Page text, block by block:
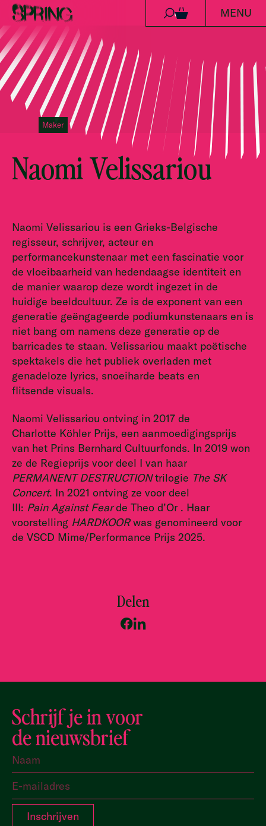
Ga naar de inhoud
0 MENU
Maker
Naomi Velissariou
Naomi Velissariou is een Grieks-Belgische
regisseur, schrijver, acteur en
performancekunstenaar met een fascinatie voor
de vloeibaarheid van hedendaagse identiteit en
de manier waarop deze wordt ingezet in de
huidige beeldcultuur. Ze is de exponent van een
generatie geëngageerde podiumkunstenaars en is
niet bang om namens deze generatie op de
barricades te staan. Velissariou maakt poëtische
spektakels die het publiek overladen met
genadeloze lyrics, snoeiharde beats en
flitsende visuals.
Naomi Velissariou ontving in 2017 de
Charlotte Köhler Prijs, een aanmoedigingsprijs
van het Prins Bernhard Cultuurfonds. In 2019 won
ze de Regieprijs voor deel I van haar
PERMANENT DESTRUCTIONtrilogie The SK
Concert. In 2021 ontving ze voor deel
III: Pain Against Fearde Theo d’Or . Haar
voorstelling HARDKOORwas genomineerd voor
de VSCD Mime/Performance Prijs 2025.
Delen
Schrijf je in voor
de nieuwsbrief